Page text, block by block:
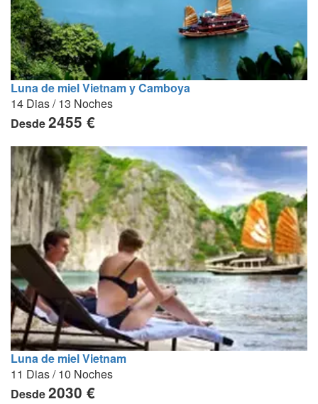
Luna de miel Vietnam y Camboya
14 Dias / 13 Noches
Desde2455 €
Luna de miel Vietnam
11 Dias / 10 Noches
Desde2030 €